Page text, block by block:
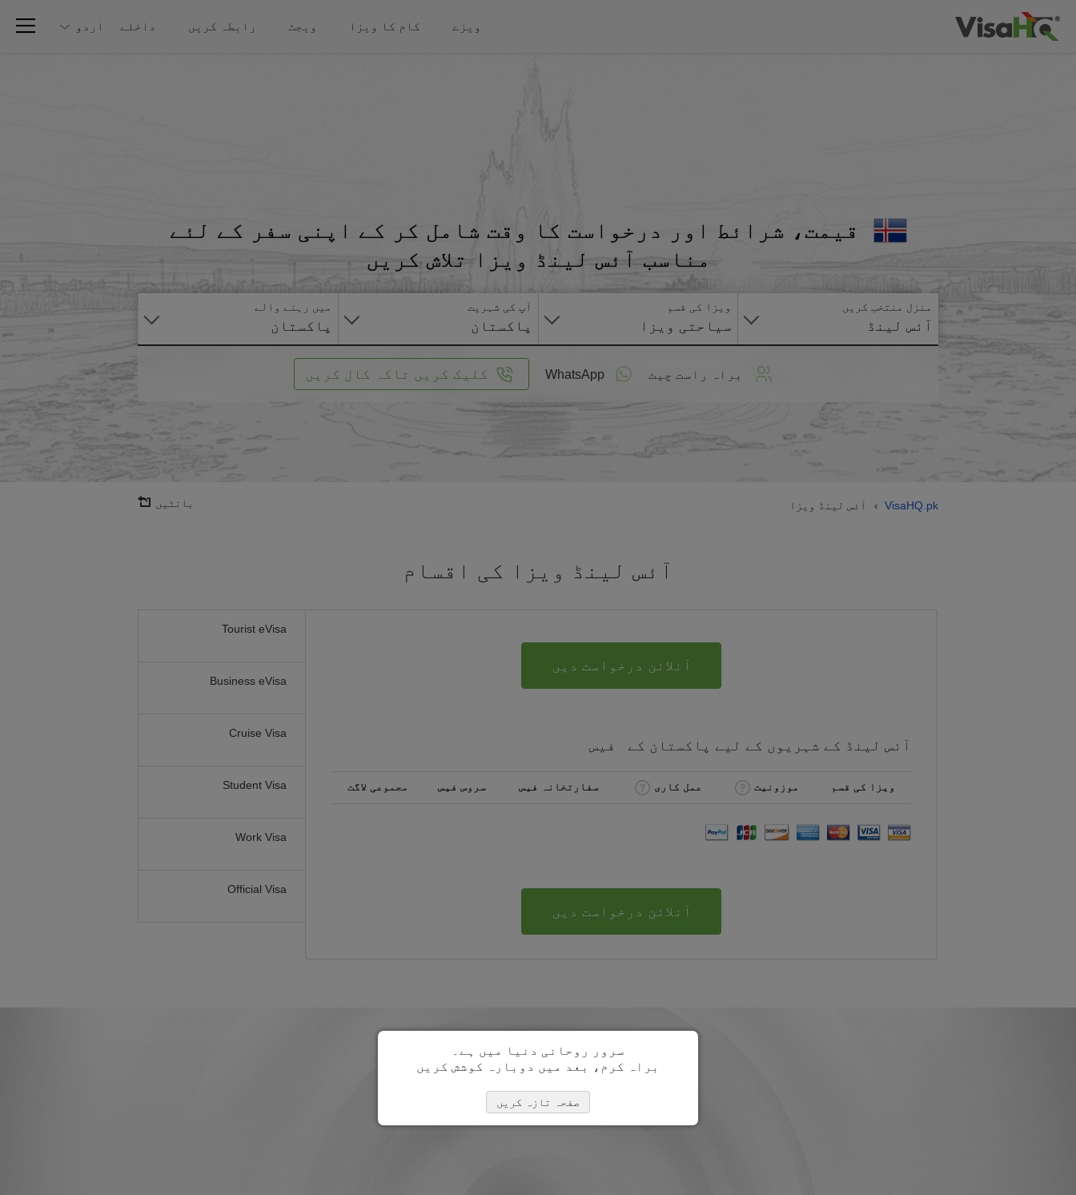
ویزے کام کا ویزا ویجٹ رابطہ کریں داخلے اردو
قیمت، شرائط اور درخواست کا وقت شامل کر کے اپنی سفر کے لئے
مناسب آئس لینڈ ویزا تلاش کریں
منزل منتخب کریں
آئس لینڈ
ویزا کی قسم
سیاحتی ویزا
آپ کی شہریت
پاکستان
میں رہنے والے
پاکستان
براہ راست چیٹ WhatsApp کلیک کریں تاکہ کال کریں
VisaHQ.pk
› آئس لینڈ ویزا بانٹیں
آئس لینڈ ویزا کی اقسام
Tourist eVisa
Business eVisa
Cruise Visa
Student Visa
Work Visa
Official Visa
آنلائن درخواست دیں
آئس لینڈ کے شہریوں کے لیے پاکستان کے فیس
ویزا کی قسم موزونیت عمل کاری سفارتخانہ فیس سروس فیس مجموعی لاگت
آنلائن درخواست دیں
سرور روحانی دنیا میں ہے۔
براہ کرم، بعد میں دوبارہ کوشش کریں
صفحہ تازہ کریں